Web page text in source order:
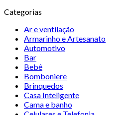
Categorias
Ar e ventilação
Armarinho e Artesanato
Automotivo
Bar
Bebê
Bomboniere
Brinquedos
Casa Inteligente
Cama e banho